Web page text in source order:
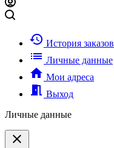
history История заказов
list Личные данные
home Мои адреса
meeting_room Выход
Личные данные
clear